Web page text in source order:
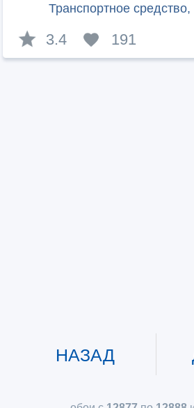
Транспортное средство,
3.4 191
НАЗАД